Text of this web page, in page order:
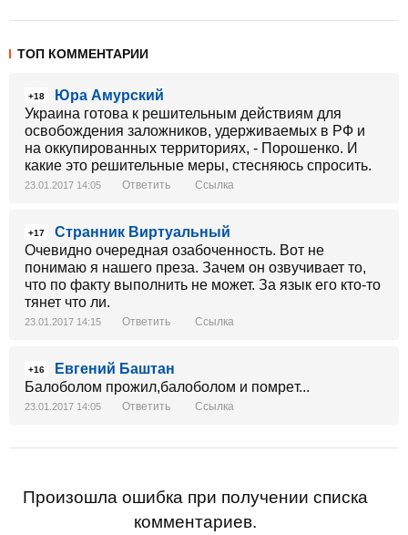
ТОП КОММЕНТАРИИ
+18
Юра Амурский
Украина готова к решительным действиям для
освобождения заложников, удерживаемых в РФ и
на оккупированных территориях, - Порошенко. И
какие это решительные меры, стесняюсь спросить.
23.01.2017 14:05 Ответить Ссылка
+17
Странник Виртуальный
Очевидно очередная озабоченность. Вот не
понимаю я нашего преза. Зачем он озвучивает то,
что по факту выполнить не может. За язык его кто-то
тянет что ли.
23.01.2017 14:15 Ответить Ссылка
+16
Евгений Баштан
Балоболом прожил,балоболом и помрeт...
23.01.2017 14:05 Ответить Ссылка
Произошла ошибка при получении списка
комментариев.